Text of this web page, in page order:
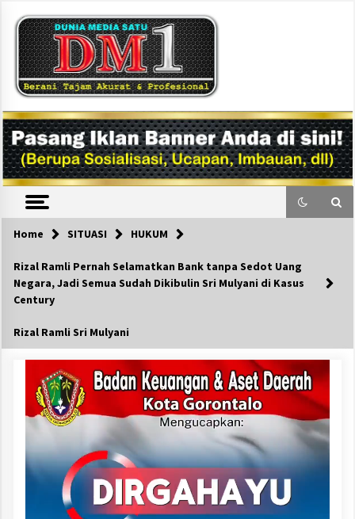
content
DM1
Home SITUASI HUKUM
Rizal Ramli Pernah Selamatkan Bank tanpa Sedot Uang
Negara, Jadi Semua Sudah Dikibulin Sri Mulyani di Kasus
Century
Rizal Ramli Sri Mulyani